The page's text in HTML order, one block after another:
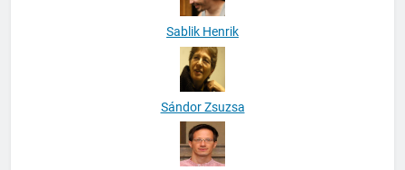
Sablik Henrik
Sándor Zsuzsa